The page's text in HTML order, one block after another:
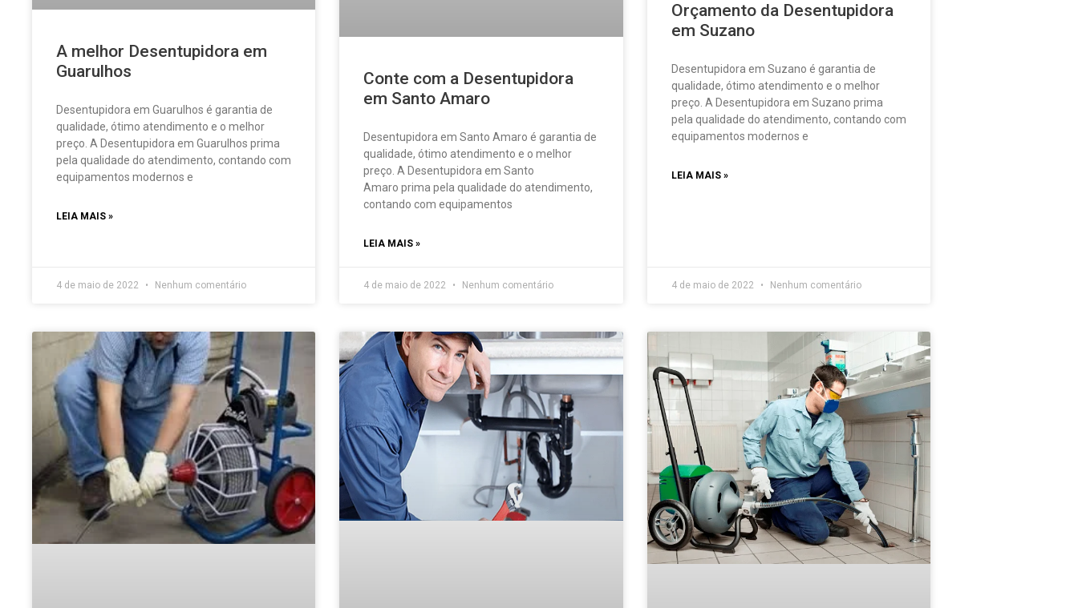
A melhor Desentupidora em
Guarulhos
Desentupidora em Guarulhos é garantia de
qualidade, ótimo atendimento e o melhor
preço. A Desentupidora em Guarulhos prima
pela qualidade do atendimento, contando com
equipamentos modernos e
LEIA MAIS »
4 de maio de 2022 Nenhum comentário
Conte com a Desentupidora
em Santo Amaro
Desentupidora em Santo Amaro é garantia de
qualidade, ótimo atendimento e o melhor
preço. A Desentupidora em Santo
Amaro prima pela qualidade do atendimento,
contando com equipamentos
LEIA MAIS »
4 de maio de 2022 Nenhum comentário
Orçamento da Desentupidora
em Suzano
Desentupidora em Suzano é garantia de
qualidade, ótimo atendimento e o melhor
preço. A Desentupidora em Suzano prima
pela qualidade do atendimento, contando com
equipamentos modernos e
LEIA MAIS »
4 de maio de 2022 Nenhum comentário